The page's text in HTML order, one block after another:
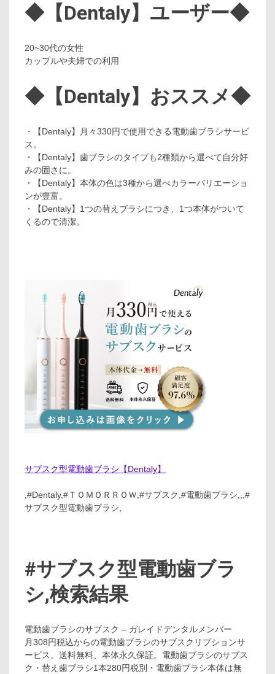
◆【Dentaly】ユーザー◆
20~30代の女性
カップルや夫婦での利用
◆【Dentaly】おススメ◆
・【Dentaly】月々330円で使用できる電動歯ブラシサービ
ス。
・【Dentaly】歯ブラシのタイプも2種類から選べて自分好
みの固さに。
・【Dentaly】本体の色は3種から選べカラーバリエーショ
ンが豊富。
・【Dentaly】1つの替えブラシにつき、1つ本体がついて
くるので清潔。
サブスク型電動歯ブラシ【Dentaly】
,#Dentaly,#ＴＯＭＯＲＲＯＷ,#サブスク,#電動歯ブラシ,,,#
サブスク型電動歯ブラシ,
#サブスク型電動歯ブラ
シ,検索結果
電動歯ブラシのサブスク – ガレイドデンタルメンバー
月308円税込からの電動歯ブラシのサブスクリプションサ
ービス。送料無料、本体永久保証。電動歯ブラシのサブス
ク・替え歯ブラシ1本280円税別・電動歯ブラシ本体は無